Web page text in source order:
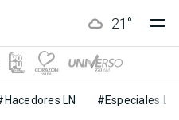
21 °
LN #Especiales LN